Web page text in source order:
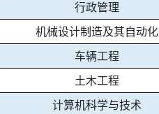
行政管理
机械设计制造及其自动化
车辆工程
土木工程
计算机科学与技术